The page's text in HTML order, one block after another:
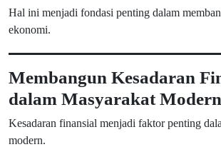
Hal ini menjadi fondasi penting dalam
ekonomi.
Membangun Kesadaran
dalam Masyarakat Modern
Kesadaran finansial menjadi faktor penting
modern.